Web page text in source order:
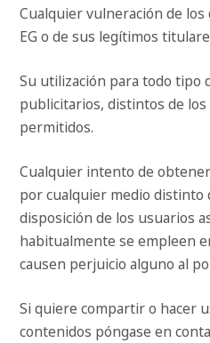
Cualquier vulneración de los
EG o de sus legítimos
Su utilización para todo tipo
publicitarios, distintos de
permitidos.
Cualquier intento de
por cualquier medio distinto
disposición de los usuarios
habitualmente se empleen
causen perjuicio alguno al
Si quiere compartir o hacer
contenidos póngase en